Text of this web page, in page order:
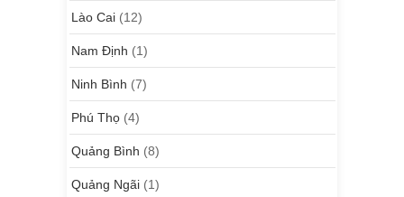
Lào Cai (12)
Nam Định (1)
Ninh Bình (7)
Phú Thọ (4)
Quảng Bình (8)
Quảng Ngãi (1)